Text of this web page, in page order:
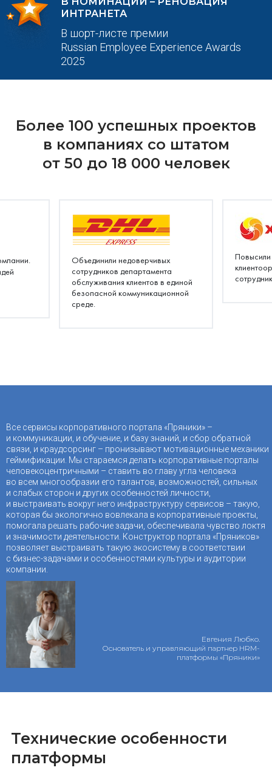
ИНТРАНЕТА
В шорт-листе премии
Russian Employee Experience Awards
2025
Более 100 успешных проектов
в компаниях со штатом
от 50 до 18 000 человек
Объединили недоверчивых
сотрудников департамента
обслуживания клиентов в единой
безопасной коммуникационной
среде.
Все сервисы корпоративного портала «Пряники» –
и коммуникации, и обучение, и базу знаний, и сбор обратной
связи, и краудсорсинг – пронизывают мотивационные механики
геймификации. Мы стараемся делать корпоративные порталы
человекоцентричными – ставить во главу угла человека
во всем многообразии его талантов, возможностей, сильных
и слабых сторон и других особенностей личности,
и выстраивать вокруг него инфраструктуру сервисов – такую,
которая бы экологично вовлекала в корпоративные проекты,
помогала решать рабочие задачи, обеспечивала чувство локтя
и значимости деятельности. Конструктор портала «Пряников»
позволяет выстраивать такую экосистему в соответствии
с бизнес-задачами и особенностями культуры и аудитории
компании.
Евгения Любко.
Основатель и управляющий партнер HRM-
платформы «Пряники»
Технические особенности
платформы